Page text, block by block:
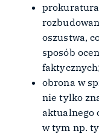
prokuratura
oszustwa,
sposób
obrona w
nie tylko
aktualnego
w tym np.